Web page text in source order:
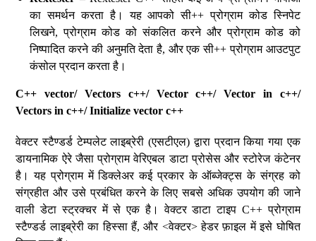
का समर्थन करता है। यह आपको सी++ प्रोग्राम कोड स्निपेट
लिखने, प्रोग्राम कोड को संकलित करने और प्रोग्राम कोड को
निष्पादित करने की अनुमति देता है, और एक सी++ प्रोग्राम आउटपुट
कंसोल प्रदान करता है।
C++ vector/ Vectors c++/ Vector c++/ Vector in c++/
Vectors in c++/ Initialize vector c++
वेक्टर स्टैण्डर्ड टेम्पलेट लाइब्रेरी (एसटीएल) द्वारा प्रदान किया गया एक
डायनामिक ऐरे जैसा प्रोग्राम वेरिएबल डाटा प्रोसेस और स्टोरेज कंटेनर
है। यह प्रोग्राम में डिक्लेअर कई प्रकार के ऑब्जेक्ट्स के संग्रह को
संग्रहीत और उसे प्रबंधित करने के लिए सबसे अधिक उपयोग की जाने
वाली डेटा स्ट्रक्चर में से एक है। वेक्टर डाटा टाइप C++ प्रोग्राम
स्टैण्डर्ड लाइब्रेरी का हिस्सा हैं, और <वेक्टर> हेडर फ़ाइल में इसे घोषित